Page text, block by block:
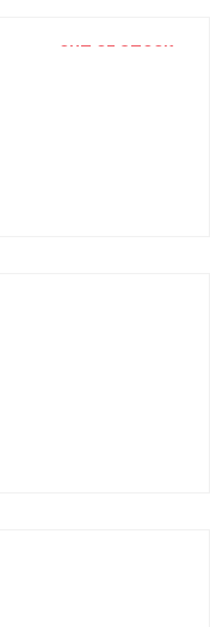
OUT OF STOCK